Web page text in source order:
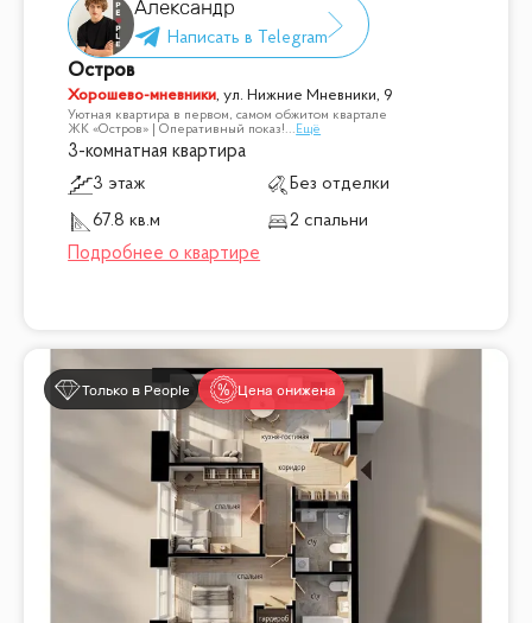
Александр
Остров
Хорошево-мневники,ул. Нижние Мневники, 9
Уютная квартира в первом, самом обжитом квартале
ЖК «Остров» | Оперативный показ!... Ещё
3-комнатная квартира
3 этаж
Без отделки
67.8 кв.м
2 спальни
Только в People Цена снижена